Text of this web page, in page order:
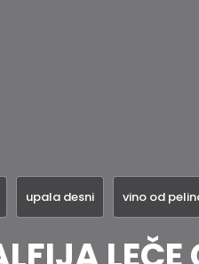
upala desni vino od